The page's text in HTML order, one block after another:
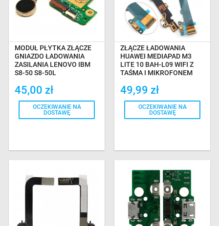
MODUŁ PŁYTKA ZŁĄCZE
GNIAZDO ŁADOWANIA
ZASILANIA LENOVO IBM
S8-50 S8-50L
45,00 zł
OCZEKIWANIE NA
DOSTAWĘ
ZŁĄCZE ŁADOWANIA
HUAWEI MEDIAPAD M3
LITE 10 BAH-L09 WIFI Z
TAŚMĄ I MIKROFONEM
49,99 zł
OCZEKIWANIE NA
DOSTAWĘ